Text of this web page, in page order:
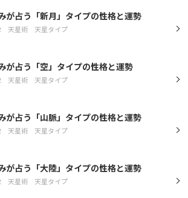
が占う「新月」タイプの性格と運勢
天星術 天星タイプ
が占う「空」タイプの性格と運勢
天星術 天星タイプ
が占う「山脈」タイプの性格と運勢
天星術 天星タイプ
が占う「大陸」タイプの性格と運勢
天星術 天星タイプ